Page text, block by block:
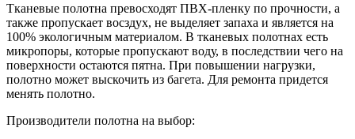
Тканевые полотна превосходят ПВХ-пленку по прочности, а
также пропускает восздух, не выделяет запаха и является на
100% экологичным материалом. В тканевых полотнах есть
микропоры, которые пропускают воду, в последствии чего на
поверхности остаются пятна. При повышении нагрузки,
полотно может выскочить из багета. Для ремонта придется
менять полотно.
Производители полотна на выбор: